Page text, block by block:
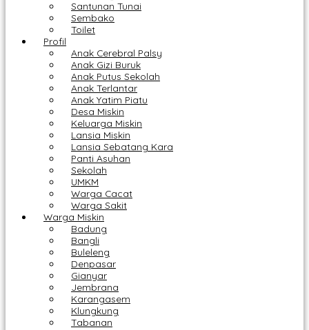
Santunan Tunai
Sembako
Toilet
Profil
Anak Cerebral Palsy
Anak Gizi Buruk
Anak Putus Sekolah
Anak Terlantar
Anak Yatim Piatu
Desa Miskin
Keluarga Miskin
Lansia Miskin
Lansia Sebatang Kara
Panti Asuhan
Sekolah
UMKM
Warga Cacat
Warga Sakit
Warga Miskin
Badung
Bangli
Buleleng
Denpasar
Gianyar
Jembrana
Karangasem
Klungkung
Tabanan